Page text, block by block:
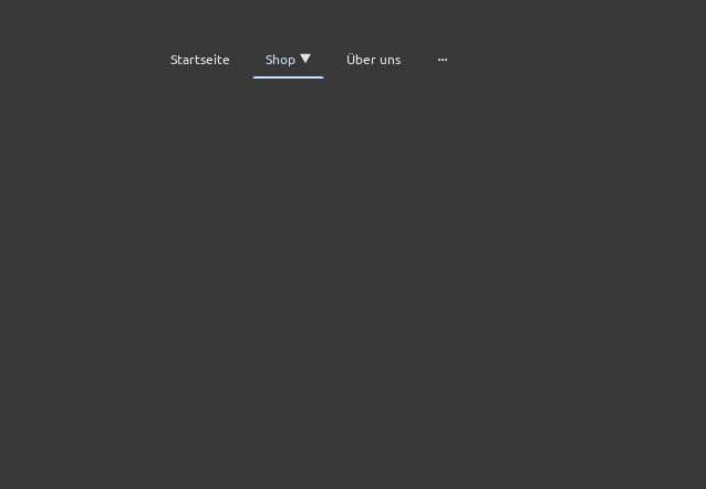
Startseite Shop Über uns